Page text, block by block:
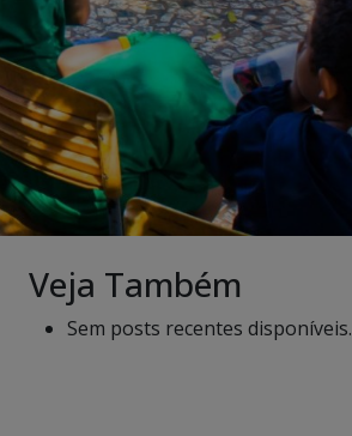
Veja Também
Sem posts recentes disponíveis.